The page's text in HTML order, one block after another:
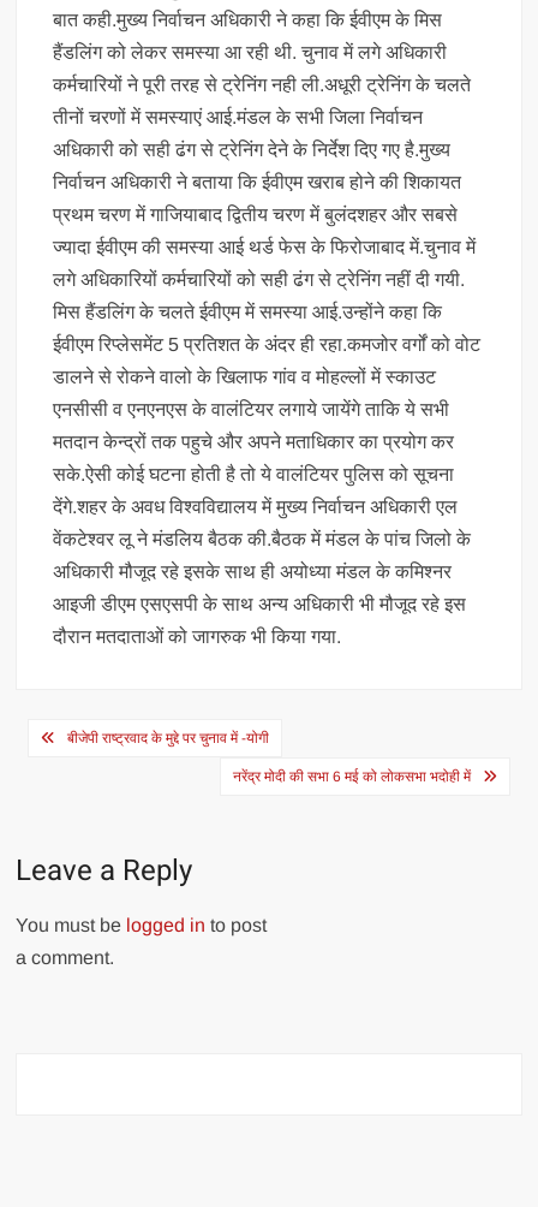
बात कही.मुख्य निर्वाचन अधिकारी ने कहा कि ईवीएम के मिस
हैंडलिंग को लेकर समस्या आ रही थी. चुनाव में लगे अधिकारी
कर्मचारियों ने पूरी तरह से ट्रेनिंग नही ली.अधूरी ट्रेनिंग के चलते
तीनों चरणों में समस्याएं आई.मंडल के सभी जिला निर्वाचन
अधिकारी को सही ढंग से ट्रेनिंग देने के निर्देश दिए गए है.मुख्य
निर्वाचन अधिकारी ने बताया कि ईवीएम खराब होने की शिकायत
प्रथम चरण में गाजियाबाद द्वितीय चरण में बुलंदशहर और सबसे
ज्यादा ईवीएम की समस्या आई थर्ड फेस के फिरोजाबाद में.चुनाव में
लगे अधिकारियों कर्मचारियों को सही ढंग से ट्रेनिंग नहीं दी गयी.
मिस हैंडलिंग के चलते ईवीएम में समस्या आई.उन्होंने कहा कि
ईवीएम रिप्लेसमेंट 5 प्रतिशत के अंदर ही रहा.कमजोर वर्गों को वोट
डालने से रोकने वालो के खिलाफ गांव व मोहल्लों में स्काउट
एनसीसी व एनएनएस के वालंटियर लगाये जायेंगे ताकि ये सभी
मतदान केन्द्रों तक पहुचे और अपने मताधिकार का प्रयोग कर
सके.ऐसी कोई घटना होती है तो ये वालंटियर पुलिस को सूचना
देंगे.शहर के अवध विश्वविद्यालय में मुख्य निर्वाचन अधिकारी एल
वेंकटेश्वर लू ने मंडलिय बैठक की.बैठक में मंडल के पांच जिलो के
अधिकारी मौजूद रहे इसके साथ ही अयोध्या मंडल के कमिश्नर
आइजी डीएम एसएसपी के साथ अन्य अधिकारी भी मौजूद रहे इस
दौरान मतदाताओं को जागरुक भी किया गया.
Postबीजेपी राष्ट्रवाद के मुद्दे पर चुनाव में -योगी
नरेंद्र मोदी की सभा 6 मई को लोकसभा भदोही में
Leave a Reply
You must be logged in to post
a comment.